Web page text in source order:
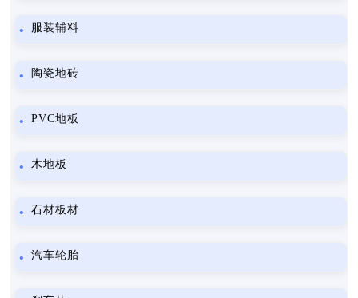
服装辅料
陶瓷地砖
PVC地板
木地板
石材板材
汽车轮胎